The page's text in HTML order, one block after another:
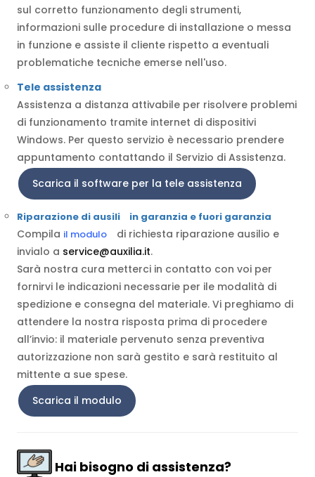
sul corretto funzionamento degli strumenti,
informazioni sulle procedure di installazione o messa
in funzione e assiste il cliente rispetto a eventuali
problematiche tecniche emerse nell'uso.
Tele assistenza
Assistenza a distanza attivabile per risolvere problemi
di funzionamento tramite internet di dispositivi
Windows. Per questo servizio è necessario prendere
appuntamento contattando il Servizio di Assistenza.
Scarica il software per la tele assistenza
Riparazione di ausili in garanzia e fuori garanzia
Compila il modulo
di richiesta riparazione ausilio e
invialo a service@auxilia.it.
Sarà nostra cura metterci in contatto con voi per
fornirvi le indicazioni necessarie per ile modalità di
spedizione e consegna del materiale. Vi preghiamo di
attendere la nostra risposta prima di procedere
all’invio: il materiale pervenuto senza preventiva
autorizzazione non sarà gestito e sarà restituito al
mittente a sue spese.
Scarica il modulo
Hai bisogno di assistenza?